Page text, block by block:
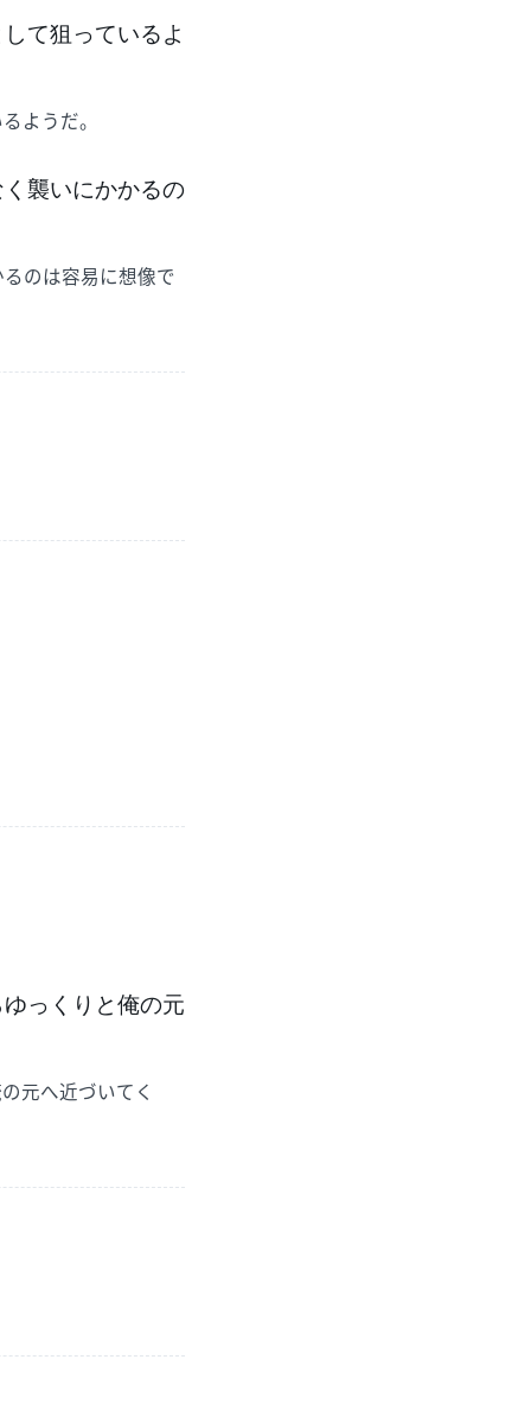
て狙っているよ
ようだ。
襲いにかかるの
のは容易に想像で
っくりと俺の元
元へ近づいてく